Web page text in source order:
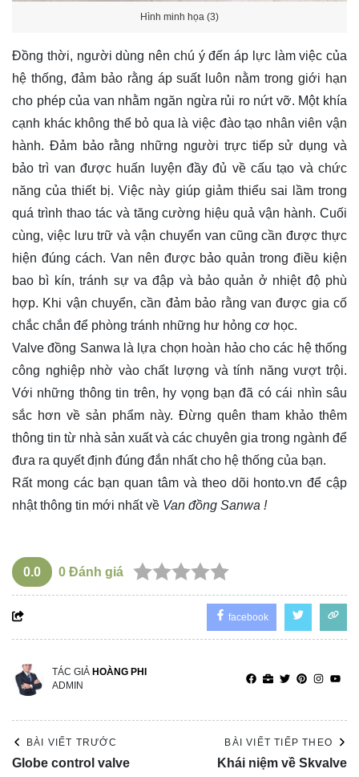
Hình minh họa (3)
Đồng thời, người dùng nên chú ý đến áp lực làm việc của
hệ thống, đảm bảo rằng áp suất luôn nằm trong giới hạn
cho phép của van nhằm ngăn ngừa rủi ro nứt vỡ. Một khía
cạnh khác không thể bỏ qua là việc đào tạo nhân viên vận
hành. Đảm bảo rằng những người trực tiếp sử dụng và
bảo trì van được huấn luyện đầy đủ về cấu tạo và chức
năng của thiết bị. Việc này giúp giảm thiểu sai lầm trong
quá trình thao tác và tăng cường hiệu quả vận hành. Cuối
cùng, việc lưu trữ và vận chuyển van cũng cần được thực
hiện đúng cách. Van nên được bảo quản trong điều kiện
bao bì kín, tránh sự va đập và bảo quản ở nhiệt độ phù
hợp. Khi vận chuyển, cần đảm bảo rằng van được gia cố
chắc chắn để phòng tránh những hư hỏng cơ học.
Valve đồng Sanwa là lựa chọn hoàn hảo cho các hệ thống
công nghiệp nhờ vào chất lượng và tính năng vượt trội.
Với những thông tin trên, hy vọng bạn đã có cái nhìn sâu
sắc hơn về sản phẩm này. Đừng quên tham khảo thêm
thông tin từ nhà sản xuất và các chuyên gia trong ngành để
đưa ra quyết định đúng đắn nhất cho hệ thống của bạn.
Rất mong các bạn quan tâm và theo dõi honto.vn để cập
nhật thông tin mới nhất về Van đồng Sanwa !
0.0 0 Đánh giá
facebook
TÁC GIẢ HOÀNG PHI
ADMIN
BÀI VIẾT TRƯỚC
Globe control valve
BÀI VIẾT TIẾP THEO
Khái niệm về Skvalve